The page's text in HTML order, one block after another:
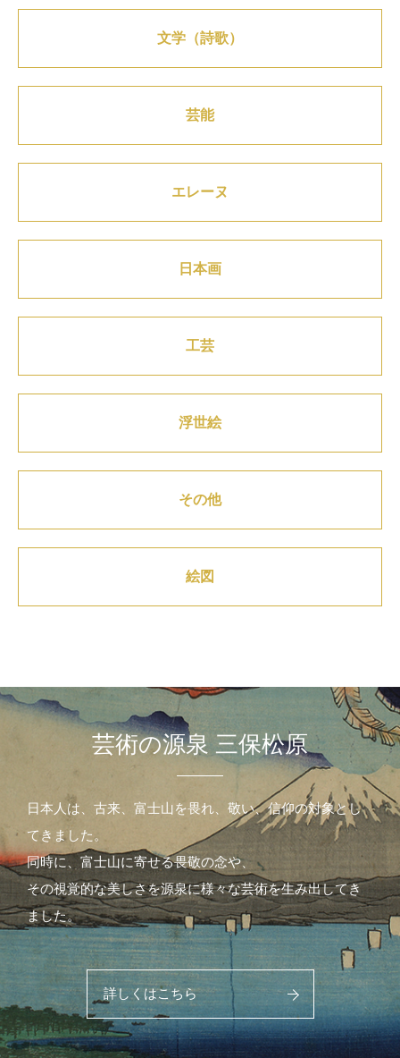
文学（詩歌）
芸能
エレーヌ
日本画
工芸
浮世絵
その他
絵図
芸術の源泉 三保松原
日本人は、古来、富士山を畏れ、敬い、信仰の対象とし
てきました。
同時に、富士山に寄せる畏敬の念や、
その視覚的な美しさを源泉に様々な芸術を生み出してき
ました。
詳しくはこちら